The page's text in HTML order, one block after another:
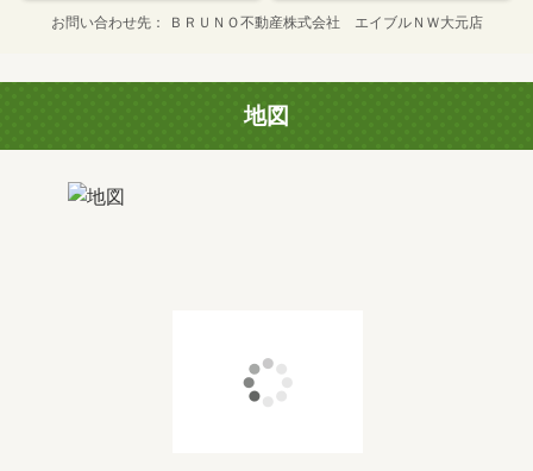
お問い合わせ先 ＢＲＵＮＯ不動産株式会社 エイブルＮＷ大元店
地図